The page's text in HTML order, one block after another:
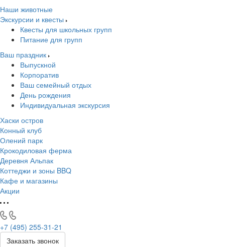
Наши животные
Экскурсии и квесты
Квесты для школьных групп
Питание для групп
Ваш праздник
Выпускной
Корпоратив
Ваш семейный отдых
День рождения
Индивидуальная экскурсия
Хаски остров
Конный клуб
Олений парк
Крокодиловая ферма
Деревня Альпак
Коттеджи и зоны BBQ
Кафе и магазины
Акции
+7 (495) 255-31-21
Заказать звонок